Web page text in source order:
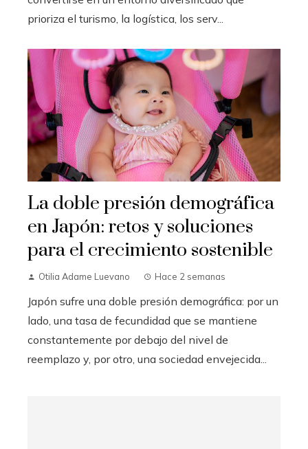
prioriza el turismo, la logística, los serv...
La doble presión demográfica
en Japón: retos y soluciones
para el crecimiento sostenible
Otilia Adame Luevano Hace 2 semanas
Japón sufre una doble presión demográfica: por un
lado, una tasa de fecundidad que se mantiene
constantemente por debajo del nivel de
reemplazo y, por otro, una sociedad envejecida...